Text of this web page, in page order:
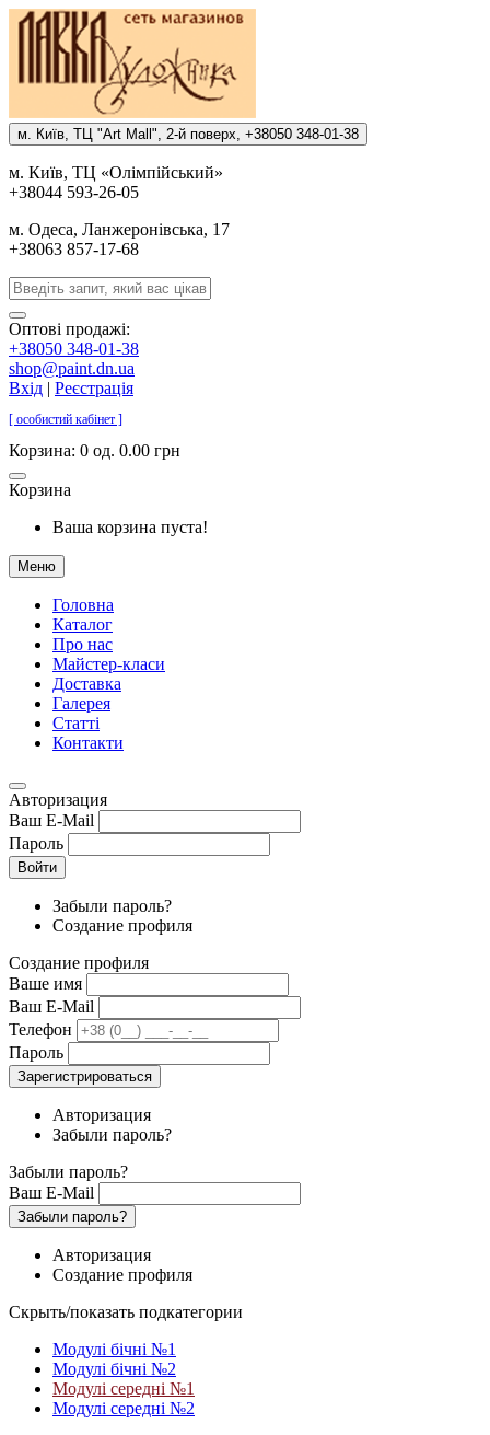
м. Киïв, ТЦ "Art Mall", 2-й поверх, +38050 348-01-38
м. Киïв, ТЦ «Олiмпiйський»
+38044 593-26-05
м. Одеса, Ланжеронiвська, 17
+38063 857-17-68
Оптові продажі:
+38050 348-01-38
shop@paint.dn.ua
Вхід | Реєстрація
[ особистий кабінет ]
Корзина: 0 од. 0.00 грн
Корзина
Ваша корзина пуста!
Меню
Головна
Каталог
Про нас
Майстер-класи
Доставка
Галерея
Статтi
Контакти
Авторизация
Ваш E-Mail
Пароль
Войти
Забыли пароль?
Создание профиля
Создание профиля
Ваше имя
Ваш E-Mail
Телефон
Пароль
Зарегистрироваться
Авторизация
Забыли пароль?
Забыли пароль?
Ваш E-Mail
Забыли пароль?
Авторизация
Создание профиля
Скрыть/показать подкатегории
Модулі бічні №1
Модулі бічні №2
Модулі середні №1
Модулі середні №2